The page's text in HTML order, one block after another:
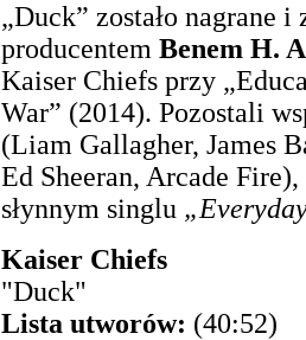
„Duck” zostało nagrane
producentem Benem H.
Kaiser Chiefs przy
War” (2014). Pozostali
(Liam Gallagher, James
Ed Sheeran, Arcade
słynnym singlu
Kaiser Chiefs
"Duck"
Lista utworów: (40:52)